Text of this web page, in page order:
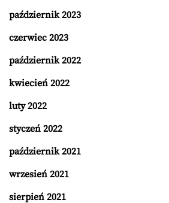
październik 2023
czerwiec 2023
październik 2022
kwiecień 2022
luty 2022
styczeń 2022
październik 2021
wrzesień 2021
sierpień 2021